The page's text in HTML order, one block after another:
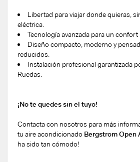
Libertad para viajar donde quieras,
eléctrica.
Tecnología avanzada para un
Diseño compacto, moderno y
reducidos.
Instalación profesional garantizada
Ruedas.
¡No te quedes sin el tuyo!
Contacta con nosotros para más
tu aire acondicionado Bergstrom Open
ha sido tan cómodo!